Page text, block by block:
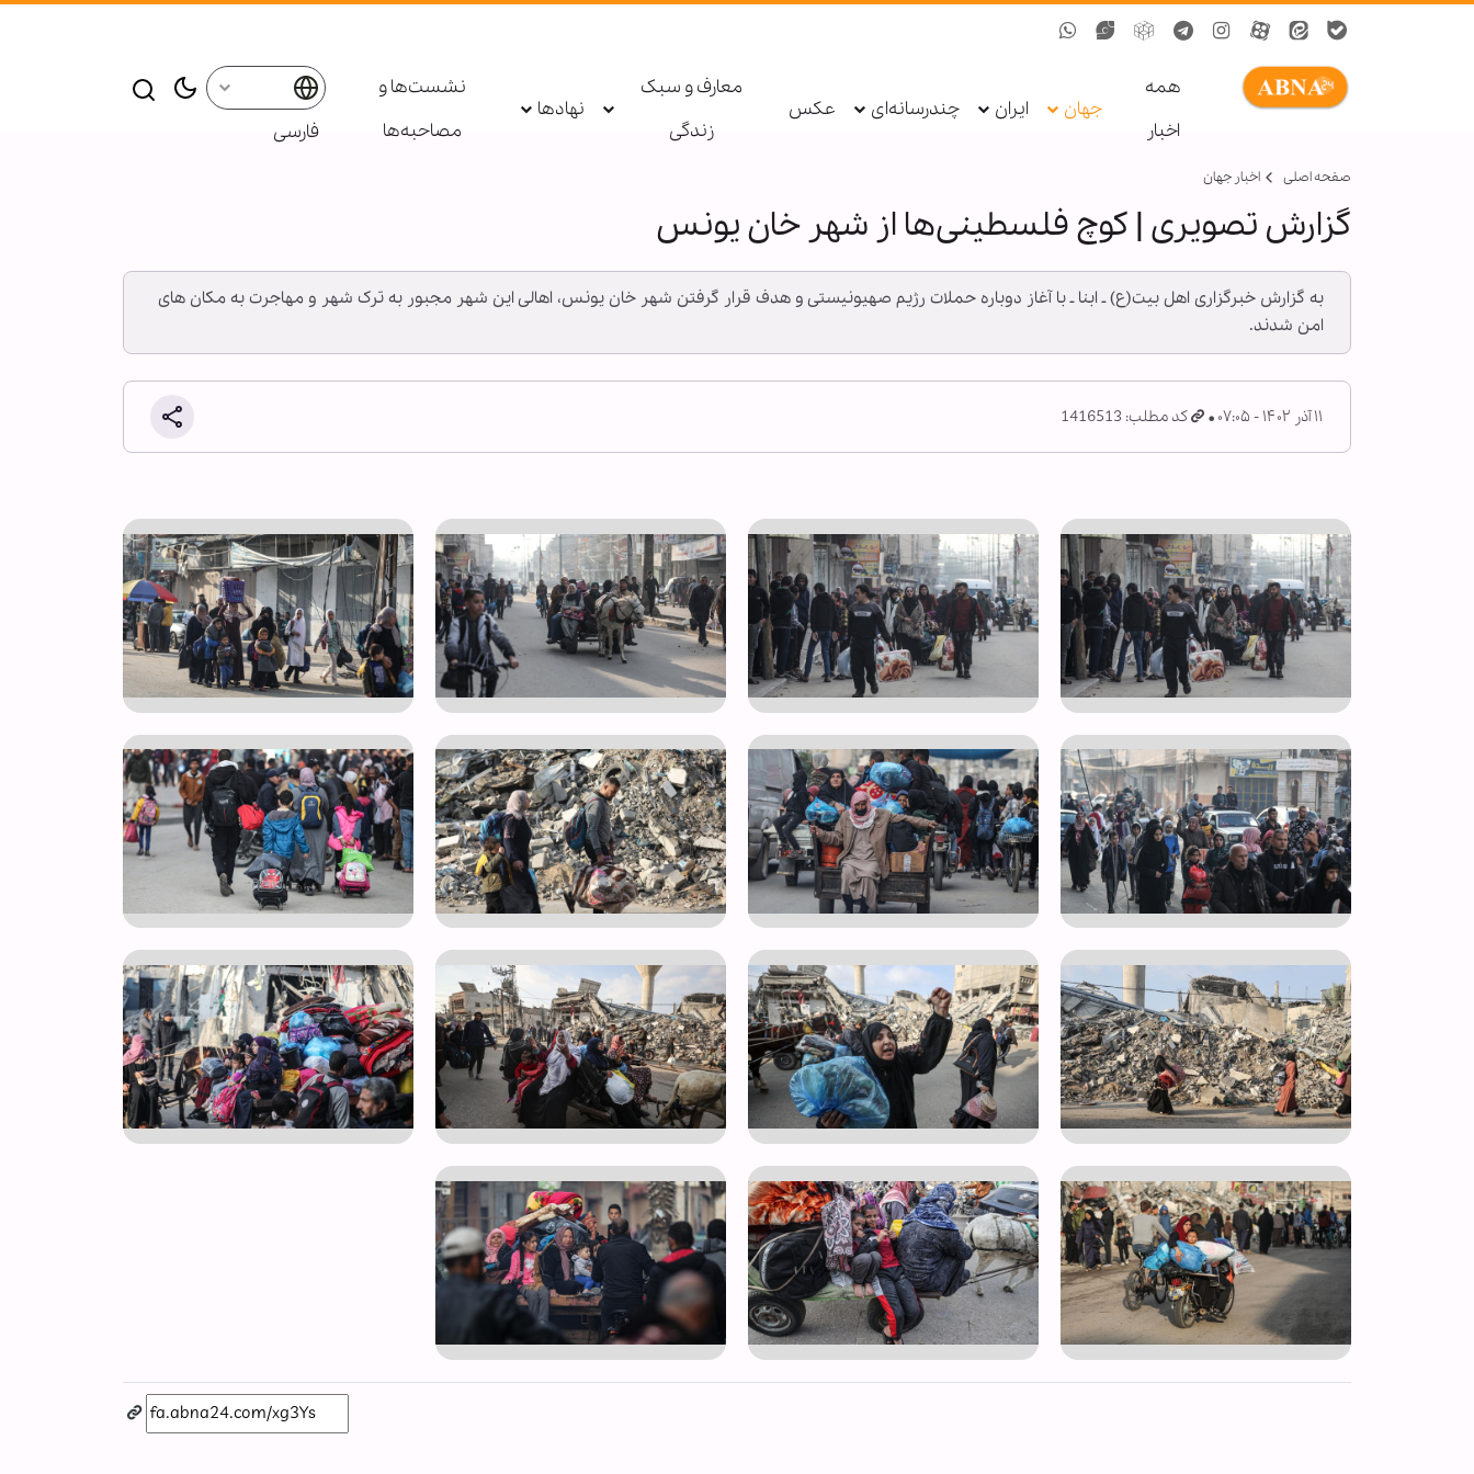
همه
اخبار
جهان ایران چندرسانه‌ای عکس
معارف و سبک
زندگی
نهادها
نشست‌ها و
مصاحبه‌ها
فارسی
صفحه اصلی اخبار جهان
گزارش تصویری | کوچ فلسطینی‌ها از شهر خان یونس
به گزارش خبرگزاری اهل بیت(ع) ـ ابنا ـ با آغاز دوباره حملات رژیم صهیونیستی و هدف قرار گرفتن شهر خان یونس، اهالی این شهر مجبور به ترک شهر و مهاجرت به مکان های
امن شدند.
۱۱ آذر ۱۴۰۲ - ۰۷:۰۵ کد مطلب: 1416513